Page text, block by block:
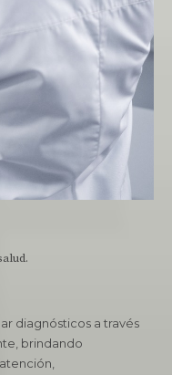
diagnósticos a través
brindando